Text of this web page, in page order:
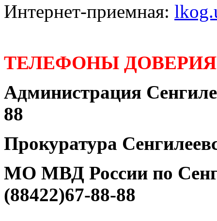
Интернет-приемная:
ТЕЛЕФОНЫ
Администрация
88
Прокуратура
МО МВД России по
(88422)67-88-88